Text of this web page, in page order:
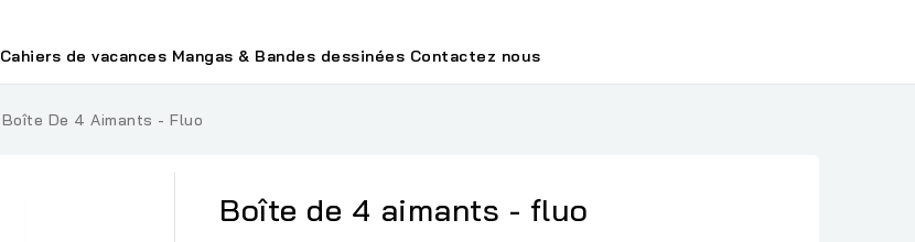
Cahiers de vacances Mangas & Bandes dessinées Contactez nous
Boîte De 4 Aimants - Fluo
Boîte de 4 aimants - fluo